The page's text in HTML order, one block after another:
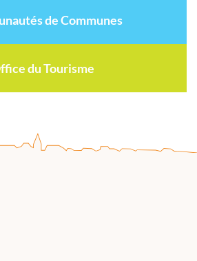
de Communes
du Tourisme